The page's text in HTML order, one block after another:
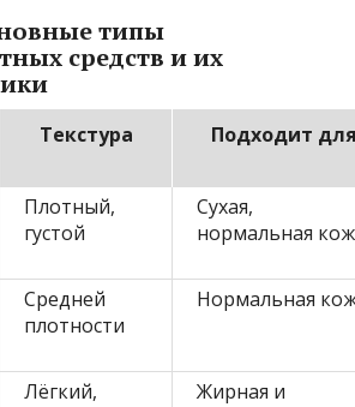
типы
средств и их
Текстура Подходит
Плотный,
густой
Сухая,
нормальная
Средней
плотности
Нормальная
Лёгкий,
Жирная и